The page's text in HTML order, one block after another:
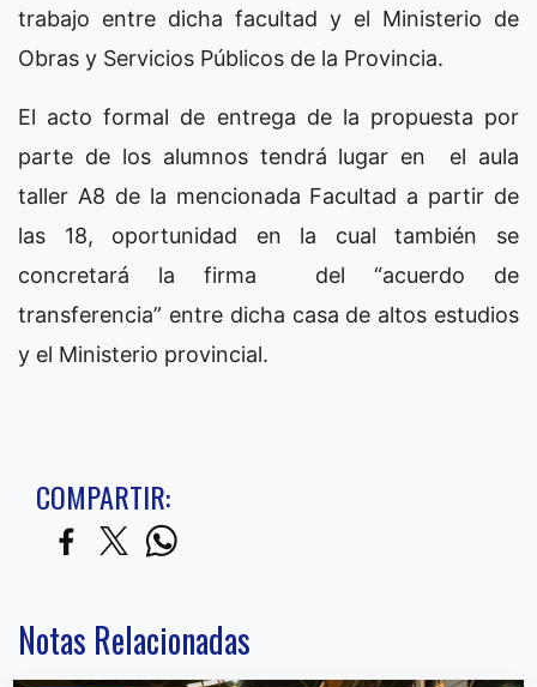
trabajo entre dicha facultad y el Ministerio de
Obras y Servicios Públicos de la Provincia.
El acto formal de entrega de la propuesta por
parte de los alumnos tendrá lugar en el aula
taller A8 de la mencionada Facultad a partir de
las 18, oportunidad en la cual también se
concretará la firma del “acuerdo de
transferencia” entre dicha casa de altos estudios
y el Ministerio provincial.
COMPARTIR:
Notas Relacionadas